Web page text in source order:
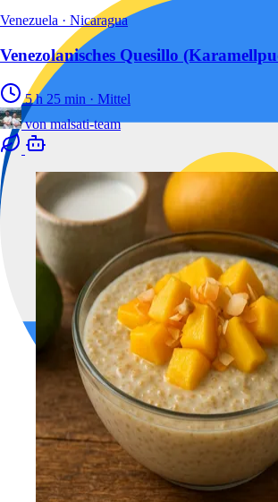
Venezuela · Nicaragua
Venezolanisches Quesillo
5 h 25 min · Mittel
von malsati-team